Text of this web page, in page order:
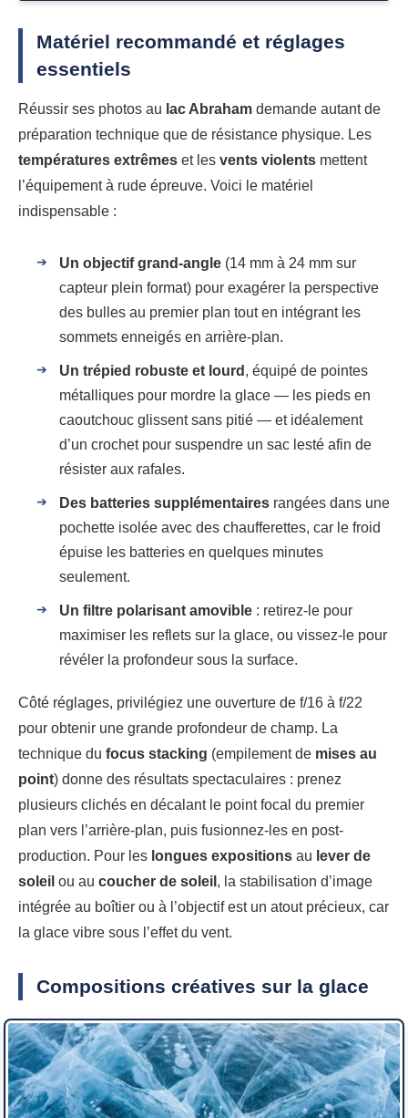
Matériel recommandé et réglages
essentiels
Réussir ses photos au lac Abraham demande autant de
préparation technique que de résistance physique. Les
températures extrêmes et les vents violents mettent
l’équipement à rude épreuve. Voici le matériel
indispensable :
Un objectif grand-angle (14 mm à 24 mm sur
capteur plein format) pour exagérer la perspective
des bulles au premier plan tout en intégrant les
sommets enneigés en arrière-plan.
Un trépied robuste et lourd , équipé de pointes
métalliques pour mordre la glace — les pieds en
caoutchouc glissent sans pitié — et idéalement
d’un crochet pour suspendre un sac lesté afin de
résister aux rafales.
Des batteries supplémentaires rangées dans une
pochette isolée avec des chaufferettes, car le froid
épuise les batteries en quelques minutes
seulement.
Un filtre polarisant amovible : retirez-le pour
maximiser les reflets sur la glace, ou vissez-le pour
révéler la profondeur sous la surface.
Côté réglages, privilégiez une ouverture de f/16 à f/22
pour obtenir une grande profondeur de champ. La
technique du focus stacking (empilement de mises au
point) donne des résultats spectaculaires : prenez
plusieurs clichés en décalant le point focal du premier
plan vers l’arrière-plan, puis fusionnez-les en post-
production. Pour les longues expositions au lever de
soleil ou au coucher de soleil , la stabilisation d’image
intégrée au boîtier ou à l’objectif est un atout précieux, car
la glace vibre sous l’effet du vent.
Compositions créatives sur la glace